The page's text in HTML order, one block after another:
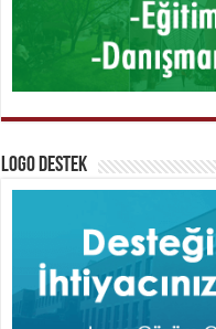
Logo Destek